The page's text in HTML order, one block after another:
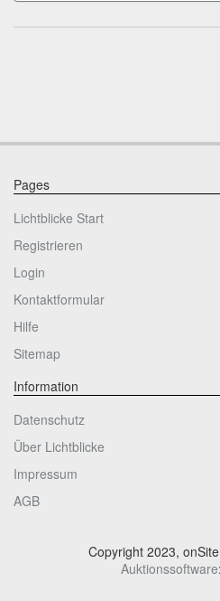
Pages
Lichtblicke Start
Registrieren
Login
Kontaktformular
Hilfe
Sitemap
Information
Datenschutz
Über Lichtblicke
Impressum
AGB
Copyright 2023,
Auktionssoftware: